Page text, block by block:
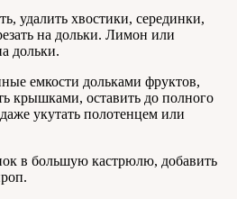
удалить хвостики, серединки,
на дольки. Лимон или
дольки.
емкости дольками фруктов,
крышками, оставить до полного
укутать полотенцем или
в большую кастрюлю, добавить